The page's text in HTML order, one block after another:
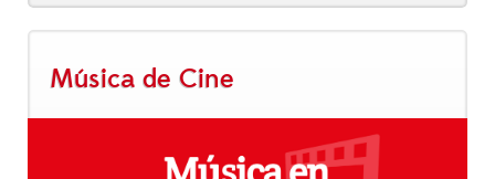
Música de Cine